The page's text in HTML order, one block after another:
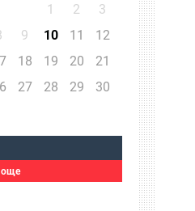
1
2
3
9 10 11
12
18 19 20
21
27 28 29
30